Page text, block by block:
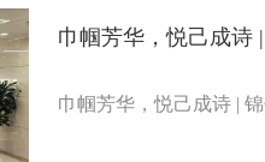
巾帼芳华，悦己成诗
巾帼芳华，悦己成诗 |